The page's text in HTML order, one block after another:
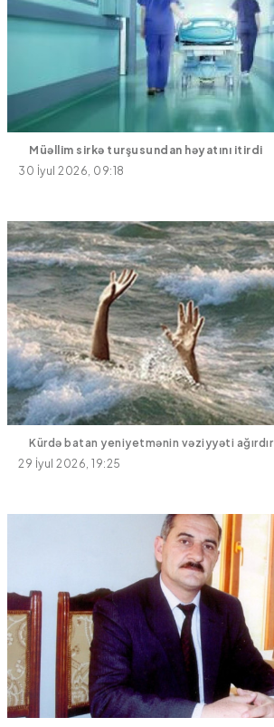
Müəllim sirkə turşusundan həyatını itirdi
30 İyul 2026, 09:18
Kürdə batan yeniyetmənin vəziyyəti ağırdır
29 İyul 2026, 19:25